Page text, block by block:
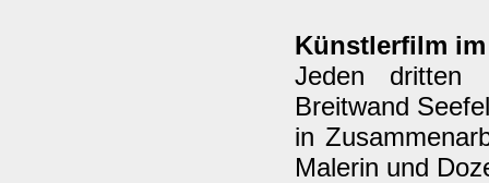
Künstlerfilm
Jeden dritten
Breitwand
in
Malerin und